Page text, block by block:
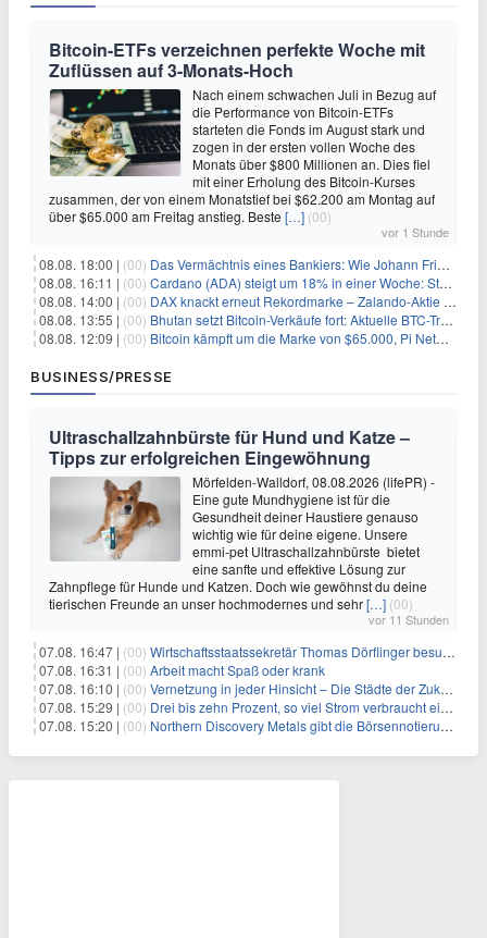
Bitcoin-ETFs verzeichnen perfekte Woche mit
Zuflüssen auf 3-Monats-Hoch
Nach einem schwachen Juli in Bezug auf
die Performance von Bitcoin-ETFs
starteten die Fonds im August stark und
zogen in der ersten vollen Woche des
Monats über $800 Millionen an. Dies fiel
mit einer Erholung des Bitcoin-Kurses
zusammen, der von einem Monatstief bei $62.200 am Montag auf
über $65.000 am Freitag anstieg. Beste […] (00)
vor 1 Stunde
08.08. 18:00 | (00) Das Vermächtnis eines Bankiers: Wie Johann Friedrich Städel sein Imperium unsterblich machte
08.08. 16:11 | (00) Cardano (ADA) steigt um 18% in einer Woche: Steht ein Kurs von $0,30 bevor?
08.08. 14:00 | (00) DAX knackt erneut Rekordmarke – Zalando-Aktie crasht nach Quartalszahlen
08.08. 13:55 | (00) Bhutan setzt Bitcoin-Verkäufe fort: Aktuelle BTC-Transaktionen
08.08. 12:09 | (00) Bitcoin kämpft um die Marke von $65.000, Pi Network gewinnt an Unterstützung
BUSINESS/PRESSE
Ultraschallzahnbürste für Hund und Katze –
Tipps zur erfolgreichen Eingewöhnung
Mörfelden-Walldorf, 08.08.2026 (lifePR) -
Eine gute Mundhygiene ist für die
Gesundheit deiner Haustiere genauso
wichtig wie für deine eigene. Unsere
emmi-pet Ultraschallzahnbürste bietet
eine sanfte und effektive Lösung zur
Zahnpflege für Hunde und Katzen. Doch wie gewöhnst du deine
tierischen Freunde an unser hochmodernes und sehr[…] (00)
vor 11 Stunden
07.08. 16:47 | (00) Wirtschaftsstaatssekretär Thomas Dörflinger besucht Handwerksbetrieb im Kammerbezirk Freiburg
07.08. 16:31 | (00) Arbeit macht Spaß oder krank
07.08. 16:10 | (00) Vernetzung in jeder Hinsicht – Die Städte der Zukunft sind grün-blau
07.08. 15:29 | (00) Drei bis zehn Prozent, so viel Strom verbraucht ein Aufzug im Gebäude
07.08. 15:20 | (00) Northern Discovery Metals gibt die Börsennotierung an der Frankfurter Wertpapierbörse bekannt